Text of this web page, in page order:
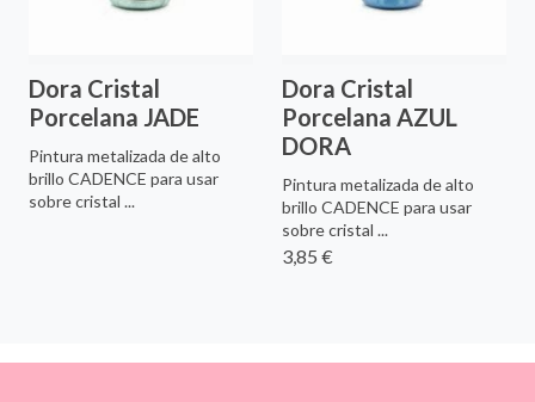
Dora Cristal
Porcelana JADE
Pintura metalizada de alto
brillo CADENCE para usar
sobre cristal ...
Dora Cristal
Porcelana AZUL
DORA
Pintura metalizada de alto
brillo CADENCE para usar
sobre cristal ...
3,85 €